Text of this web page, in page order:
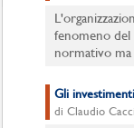
fenomeno del
normativo ma
Gli
di Claudio